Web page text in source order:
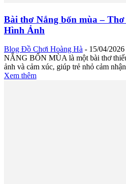
Bài thơ Nắng bốn mùa –
Hình Ảnh
Blog Đồ Chơi Hoàng Hà - 15/04/2026
NẮNG BỐN MÙA là một bài thơ
ảnh và cảm xúc, giúp trẻ nhỏ cảm
Xem thêm